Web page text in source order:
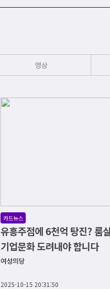
영상
카드뉴스
유흥주점에 6천억 탕진? 룸
기업문화 도려내야 합니다
여성의당
2025-10-15 20:31:50